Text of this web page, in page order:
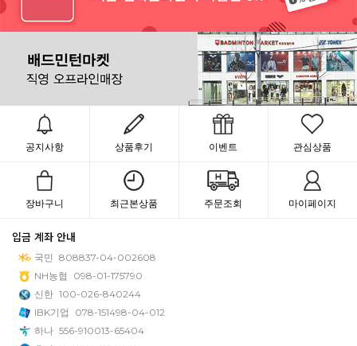
공지사항 상품후기 이벤트 관심상품
장바구니 최근본상품 주문조회 마이페이지
입금 계좌 안내
국민 808837-04-002608
NH농협
098-01-175790
신한 100-026-840244
IBK기업
078-151498-04-012
하나 556-910013-65404